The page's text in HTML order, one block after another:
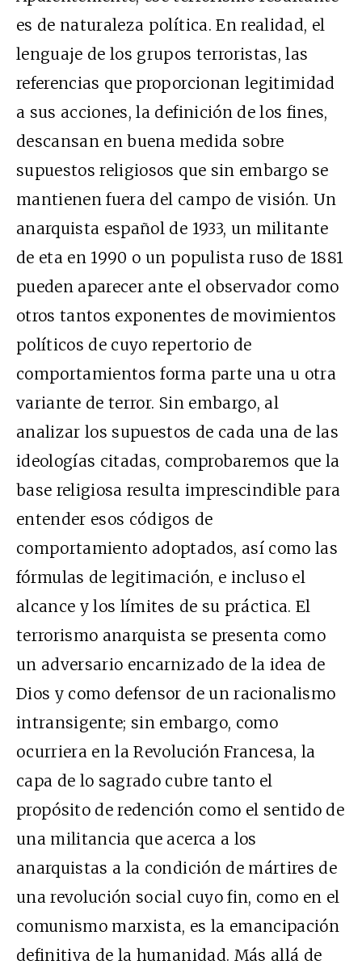
es de naturaleza política. En realidad, el
lenguaje de los grupos terroristas, las
referencias que proporcionan legitimidad
a sus acciones, la definición de los fines,
descansan en buena medida sobre
supuestos religiosos que sin embargo se
mantienen fuera del campo de visión. Un
anarquista español de 1933, un militante
de eta en 1990 o un populista ruso de 1881
pueden aparecer ante el observador como
otros tantos exponentes de movimientos
políticos de cuyo repertorio de
comportamientos forma parte una u otra
variante de terror. Sin embargo, al
analizar los supuestos de cada una de las
ideologías citadas, comprobaremos que la
base religiosa resulta imprescindible para
entender esos códigos de
comportamiento adoptados, así como las
fórmulas de legitimación, e incluso el
alcance y los límites de su práctica. El
terrorismo anarquista se presenta como
un adversario encarnizado de la idea de
Dios y como defensor de un racionalismo
intransigente; sin embargo, como
ocurriera en la Revolución Francesa, la
capa de lo sagrado cubre tanto el
propósito de redención como el sentido de
una militancia que acerca a los
anarquistas a la condición de mártires de
una revolución social cuyo fin, como en el
comunismo marxista, es la emancipación
definitiva de la humanidad. Más allá de